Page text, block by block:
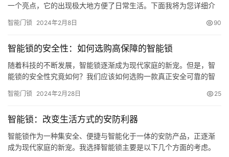
一个亮点，它的出现极大地方便了日常生活。下面我将为您详细介
牌！ 智能门锁的优点1、方便性：对于忘记携带钥匙的老年人、容易
便。它通过多种方式解锁，如指纹、密码、手机APP等，免除了携
带传统钥…
智能门锁 2024年2月8日 90
智能锁的安全性：如何选购高保障的智能锁
随着科技的不断发展，智能锁逐渐成为现代家庭的新宠。但是，智
能锁的安全性究竟如何？我们应该如何选购一款真正安全可靠的智
面，为您揭示智能锁的安全真相。 图片来源网络 侵删 一、智能锁的
如生物识别技术（指纹、面部识别等），这些技术相比传统机械锁
具有…
智能门锁 2024年2月28日 25
智能锁：改变生活方式的安防利器
智能锁作为一种集安全、便捷与智能化于一体的安防产品，正逐渐
成为现代家庭的新宠。我选择智能锁主要是以下几个方面的考虑。